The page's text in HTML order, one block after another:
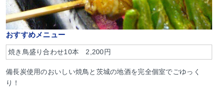
おすすめメニュー
焼き鳥盛り合わせ10本 2,200円
備長炭使用のおいしい焼鳥と茨城の地酒を完全個室でごゆっく
り！